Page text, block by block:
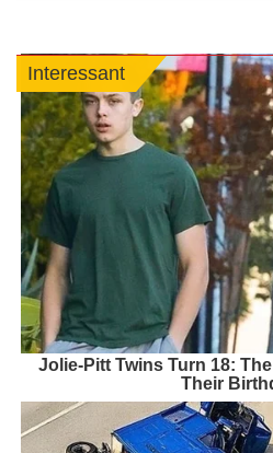
Interessant
Jolie-Pitt Twins Turn 18:
Their